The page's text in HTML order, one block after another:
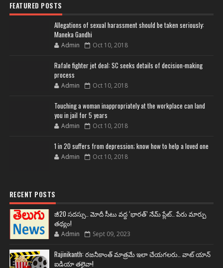
FEATURED POSTS
Allegations of sexual harassment should be taken seriously:
Maneka Gandhi
Admin Oct 10, 2018
Rafale fighter jet deal: SC seeks details of decision-making
process
Admin Oct 10, 2018
Touching a woman inappropriately at the workplace can land
you in jail for 5 years
Admin Oct 10, 2018
1 in 20 suffers from depression; know how to help a loved one
Admin Oct 10, 2018
RECENT POSTS
జీ20 సదస్సు.. మోదీ సీటు వద్ద ‘భారత్’ నేమ్ ప్లేట్‌.. పేరు మార్పు
తథ్యం!
Admin Sept 09, 2023
Rajinikanth: రజనీకాంత్ మాత్రమే ఇలా చేయగలరు.. వాట్ యాన్
ఐడియా తలైవా!